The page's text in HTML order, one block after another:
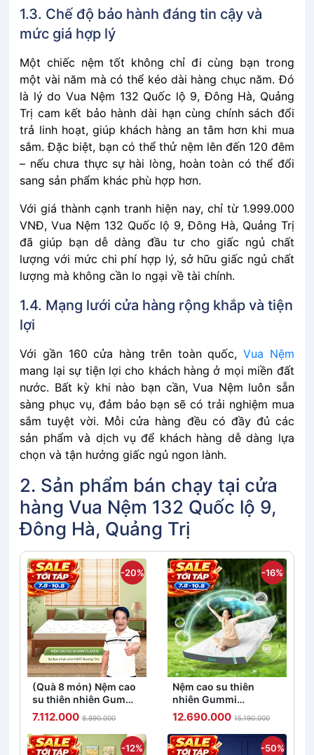
1.3. Chế độ bảo hành đáng tin cậy và
mức giá hợp lý
Một chiếc nệm tốt không chỉ đi cùng bạn trong
một vài năm mà có thể kéo dài hàng chục năm. Đó
là lý do Vua Nệm 132 Quốc lộ 9, Đông Hà, Quảng
Trị cam kết bảo hành dài hạn cùng chính sách đổi
trả linh hoạt, giúp khách hàng an tâm hơn khi mua
sắm. Đặc biệt, bạn có thể thử nệm lên đến 120 đêm
– nếu chưa thực sự hài lòng, hoàn toàn có thể đổi
sang sản phẩm khác phù hợp hơn.
Với giá thành cạnh tranh hiện nay, chỉ từ 1.999.000
VNĐ, Vua Nệm 132 Quốc lộ 9, Đông Hà, Quảng Trị
đã giúp bạn dễ dàng đầu tư cho giấc ngủ chất
lượng với mức chi phí hợp lý, sở hữu giấc ngủ chất
lượng mà không cần lo ngại về tài chính.
1.4. Mạng lưới cửa hàng rộng khắp và tiện
lợi
Với gần 160 cửa hàng trên toàn quốc, Vua Nệm
mang lại sự tiện lợi cho khách hàng ở mọi miền đất
nước. Bất kỳ khi nào bạn cần, Vua Nệm luôn sẵn
sàng phục vụ, đảm bảo bạn sẽ có trải nghiệm mua
sắm tuyệt vời. Mỗi cửa hàng đều có đầy đủ các
sản phẩm và dịch vụ để khách hàng dễ dàng lựa
chọn và tận hưởng giấc ngủ ngon lành.
2. Sản phẩm bán chạy tại cửa
hàng Vua Nệm 132 Quốc lộ 9,
Đông Hà, Quảng Trị
-20%
(Quà 8 món) Nệm cao
su thiên nhiên Gummi
Classic thế hệ mới dày
5/10/15cm
7.112.000 8.890.000
-16%
Nệm cao su thiên
nhiên Gummi
Premium detox giấc
ngủ
12.690.000 15.190.000
-12% -50%